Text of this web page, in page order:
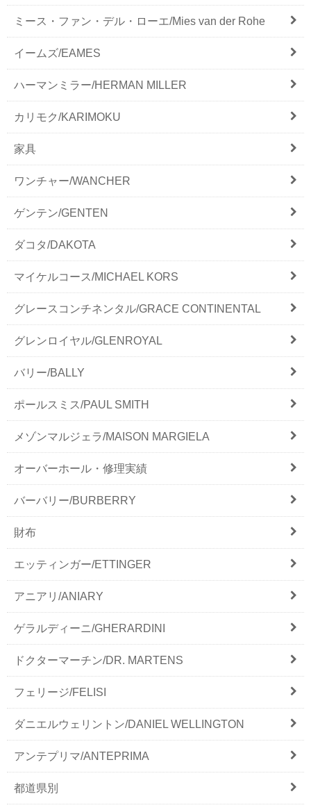
ミース・ファン・デル・ローエ/Mies van der Rohe
イームズ/EAMES
ハーマンミラー/HERMAN MILLER
カリモク/KARIMOKU
家具
ワンチャー/WANCHER
ゲンテン/GENTEN
ダコタ/DAKOTA
マイケルコース/MICHAEL KORS
グレースコンチネンタル/GRACE CONTINENTAL
グレンロイヤル/GLENROYAL
バリー/BALLY
ポールスミス/PAUL SMITH
メゾンマルジェラ/MAISON MARGIELA
オーバーホール・修理実績
バーバリー/BURBERRY
財布
エッティンガー/ETTINGER
アニアリ/ANIARY
ゲラルディーニ/GHERARDINI
ドクターマーチン/DR. MARTENS
フェリージ/FELISI
ダニエルウェリントン/DANIEL WELLINGTON
アンテプリマ/ANTEPRIMA
都道県別